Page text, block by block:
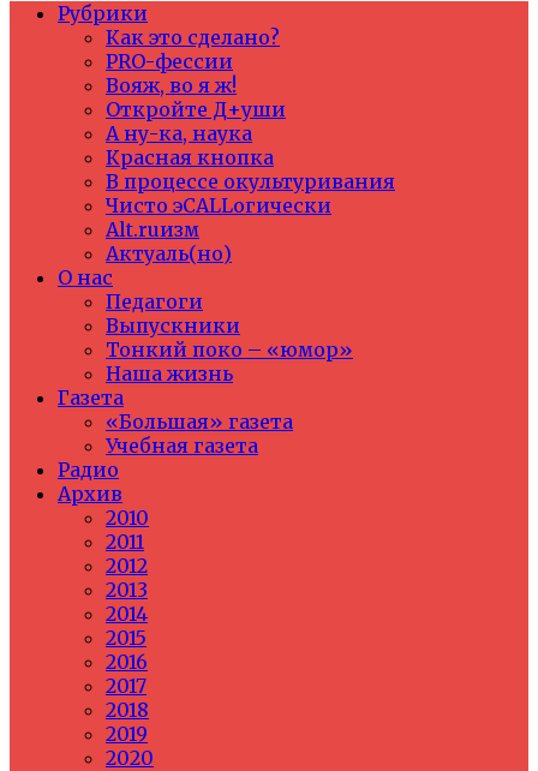
Рубрики
Как это сделано?
PRO-фессии
Вояж, во я ж!
Откройте Д+уши
А ну-ка, наука
Красная кнопка
В процессе окультуривания
Чисто эCALLогически
Alt.ruизм
Актуаль(но)
О нас
Педагоги
Выпускники
Тонкий поко – «юмор»
Наша жизнь
Газета
«Большая» газета
Учебная газета
Радио
Архив
2010
2011
2012
2013
2014
2015
2016
2017
2018
2019
2020